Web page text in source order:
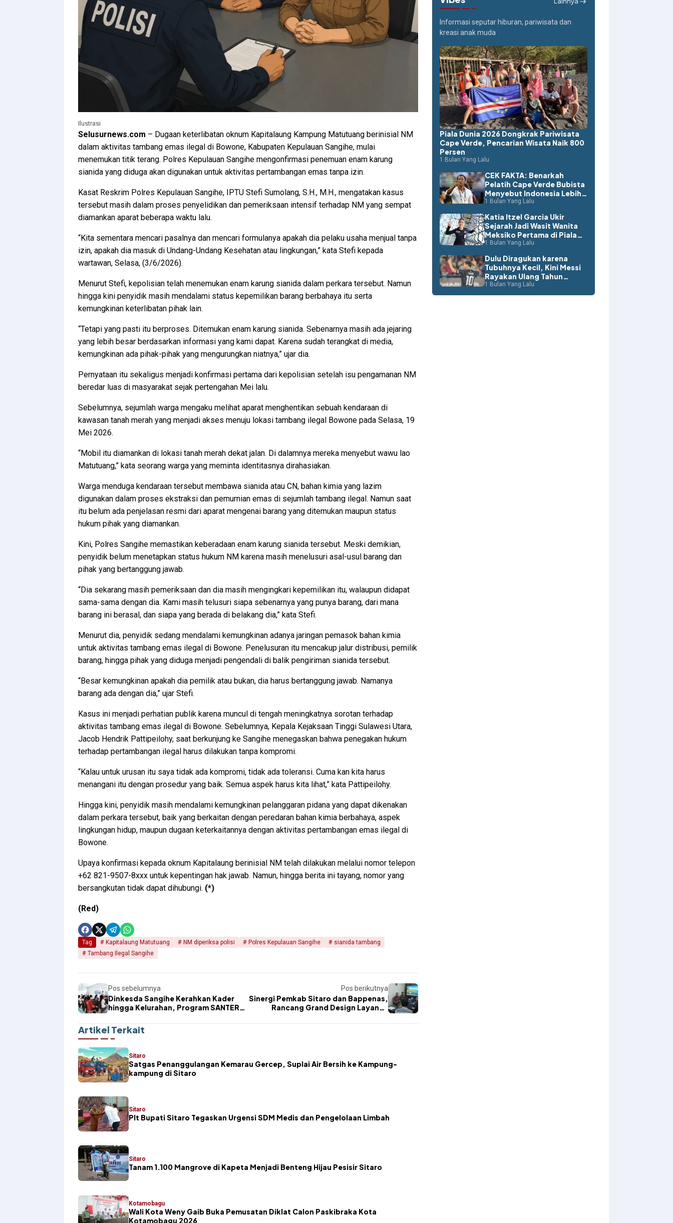
Ilustrasi
Selusurnews.com – Dugaan keterlibatan oknum Kapitalaung Kampung Matutuang berinisial NM
dalam aktivitas tambang emas ilegal di Bowone, Kabupaten Kepulauan Sangihe, mulai
menemukan titik terang. Polres Kepulauan Sangihe mengonfirmasi penemuan enam karung
sianida yang diduga akan digunakan untuk aktivitas pertambangan emas tanpa izin.
Kasat Reskrim Polres Kepulauan Sangihe, IPTU Stefi Sumolang, S.H., M.H., mengatakan kasus
tersebut masih dalam proses penyelidikan dan pemeriksaan intensif terhadap NM yang sempat
diamankan aparat beberapa waktu lalu.
“Kita sementara mencari pasalnya dan mencari formulanya apakah dia pelaku usaha menjual tanpa
izin, apakah dia masuk di Undang-Undang Kesehatan atau lingkungan,” kata Stefi kepada
wartawan, Selasa, (3/6/2026).
Menurut Stefi, kepolisian telah menemukan enam karung sianida dalam perkara tersebut. Namun
hingga kini penyidik masih mendalami status kepemilikan barang berbahaya itu serta
kemungkinan keterlibatan pihak lain.
“Tetapi yang pasti itu berproses. Ditemukan enam karung sianida. Sebenarnya masih ada jejaring
yang lebih besar berdasarkan informasi yang kami dapat. Karena sudah terangkat di media,
kemungkinan ada pihak-pihak yang mengurungkan niatnya,” ujar dia.
Pernyataan itu sekaligus menjadi konfirmasi pertama dari kepolisian setelah isu pengamanan NM
beredar luas di masyarakat sejak pertengahan Mei lalu.
Sebelumnya, sejumlah warga mengaku melihat aparat menghentikan sebuah kendaraan di
kawasan tanah merah yang menjadi akses menuju lokasi tambang ilegal Bowone pada Selasa, 19
Mei 2026.
“Mobil itu diamankan di lokasi tanah merah dekat jalan. Di dalamnya mereka menyebut wawu lao
Matutuang,” kata seorang warga yang meminta identitasnya dirahasiakan.
Warga menduga kendaraan tersebut membawa sianida atau CN, bahan kimia yang lazim
digunakan dalam proses ekstraksi dan pemurnian emas di sejumlah tambang ilegal. Namun saat
itu belum ada penjelasan resmi dari aparat mengenai barang yang ditemukan maupun status
hukum pihak yang diamankan.
Kini, Polres Sangihe memastikan keberadaan enam karung sianida tersebut. Meski demikian,
penyidik belum menetapkan status hukum NM karena masih menelusuri asal-usul barang dan
pihak yang bertanggung jawab.
“Dia sekarang masih pemeriksaan dan dia masih mengingkari kepemilikan itu, walaupun didapat
sama-sama dengan dia. Kami masih telusuri siapa sebenarnya yang punya barang, dari mana
barang ini berasal, dan siapa yang berada di belakang dia,” kata Stefi.
Menurut dia, penyidik sedang mendalami kemungkinan adanya jaringan pemasok bahan kimia
untuk aktivitas tambang emas ilegal di Bowone. Penelusuran itu mencakup jalur distribusi, pemilik
barang, hingga pihak yang diduga menjadi pengendali di balik pengiriman sianida tersebut.
“Besar kemungkinan apakah dia pemilik atau bukan, dia harus bertanggung jawab. Namanya
barang ada dengan dia,” ujar Stefi.
Kasus ini menjadi perhatian publik karena muncul di tengah meningkatnya sorotan terhadap
aktivitas tambang emas ilegal di Bowone. Sebelumnya, Kepala Kejaksaan Tinggi Sulawesi Utara,
Jacob Hendrik Pattipeilohy, saat berkunjung ke Sangihe menegaskan bahwa penegakan hukum
terhadap pertambangan ilegal harus dilakukan tanpa kompromi.
“Kalau untuk urusan itu saya tidak ada kompromi, tidak ada toleransi. Cuma kan kita harus
menangani itu dengan prosedur yang baik. Semua aspek harus kita lihat,” kata Pattipeilohy.
Hingga kini, penyidik masih mendalami kemungkinan pelanggaran pidana yang dapat dikenakan
dalam perkara tersebut, baik yang berkaitan dengan peredaran bahan kimia berbahaya, aspek
lingkungan hidup, maupun dugaan keterkaitannya dengan aktivitas pertambangan emas ilegal di
Bowone.
Upaya konfirmasi kepada oknum Kapitalaung berinisial NM telah dilakukan melalui nomor telepon
+62 821-9507-8xxx untuk kepentingan hak jawab. Namun, hingga berita ini tayang, nomor yang
bersangkutan tidak dapat dihubungi. (*)
(Red)
Tag Kapitalaung Matutuang NM diperiksa polisi Polres Kepulauan Sangihe
sianida tambang
Tambang Ilegal Sangihe
Pos sebelumnya
Dinkesda Sangihe Kerahkan Kader
hingga Kelurahan, Program SANTER-
Pos berikutnya
Sinergi Pemkab Sitaro dan Bappenas,
Rancang Grand Design Layanan
Artikel Terkait
Sitaro
Satgas Penanggulangan Kemarau Gercep, Suplai Air Bersih ke Kampung-
kampung di Sitaro
Sitaro
​Plt Bupati Sitaro Tegaskan Urgensi SDM Medis dan Pengelolaan Limbah
Sitaro
Tanam 1.100 Mangrove di Kapeta Menjadi Benteng Hijau Pesisir Sitaro
Kotamobagu
Wali Kota Weny Gaib Buka Pemusatan Diklat Calon Paskibraka Kota
Kotamobagu 2026
Informasi seputar hiburan, pariwisata dan
kreasi anak muda
Piala Dunia 2026 Dongkrak Pariwisata
Cape Verde, Pencarian Wisata Naik 800
Persen
1 Bulan Yang Lalu
CEK FAKTA: Benarkah
Pelatih Cape Verde Bubista
Menyebut Indonesia Lebih
Layak ke Piala Dunia?
1 Bulan Yang Lalu
Katia Itzel Garcia Ukir
Sejarah Jadi Wasit Wanita
Meksiko Pertama di Piala
Dunia
1 Bulan Yang Lalu
Dulu Diragukan karena
Tubuhnya Kecil, Kini Messi
Rayakan Ulang Tahun
dengan Rekor Dunia
1 Bulan Yang Lalu